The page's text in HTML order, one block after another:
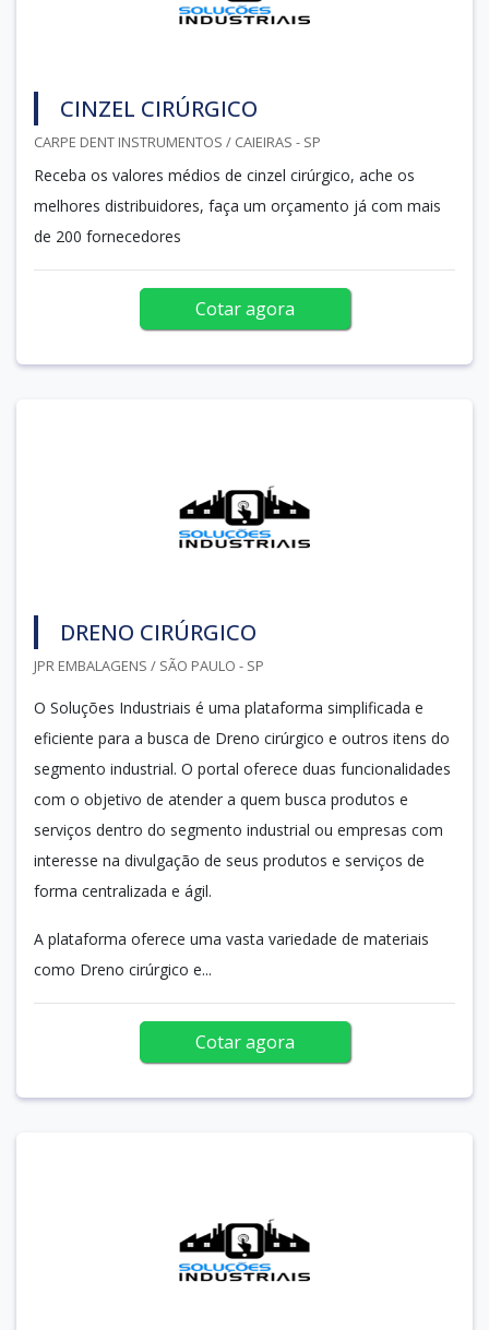
CINZEL CIRÚRGICO
CARPE DENT INSTRUMENTOS / CAIEIRAS - SP
Receba os valores médios de cinzel cirúrgico, ache os
melhores distribuidores, faça um orçamento já com mais
de 200 fornecedores
Cotar agora
DRENO CIRÚRGICO
JPR EMBALAGENS / SÃO PAULO - SP
O Soluções Industriais é uma plataforma simplificada e
eficiente para a busca de Dreno cirúrgico e outros itens do
segmento industrial. O portal oferece duas funcionalidades
com o objetivo de atender a quem busca produtos e
serviços dentro do segmento industrial ou empresas com
interesse na divulgação de seus produtos e serviços de
forma centralizada e ágil.
A plataforma oferece uma vasta variedade de materiais
como Dreno cirúrgico e...
Cotar agora